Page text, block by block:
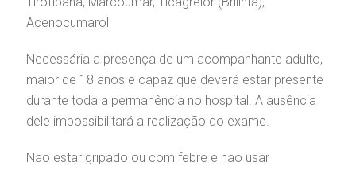
Acenocumarol
Necessária a presença de um acompanhante adulto,
maior de 18 anos e capaz que deverá estar presente
durante toda a permanência no hospital. A ausência
dele impossibilitará a realização do exame.
Não estar gripado ou com febre e não usar